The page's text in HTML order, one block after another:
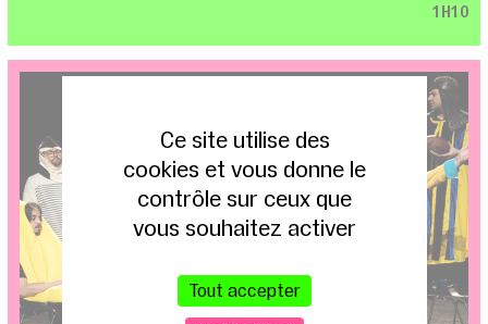
1H10
Ce site utilise des
cookies et vous donne le
contrôle sur ceux que
vous souhaitez activer
Tout accepter